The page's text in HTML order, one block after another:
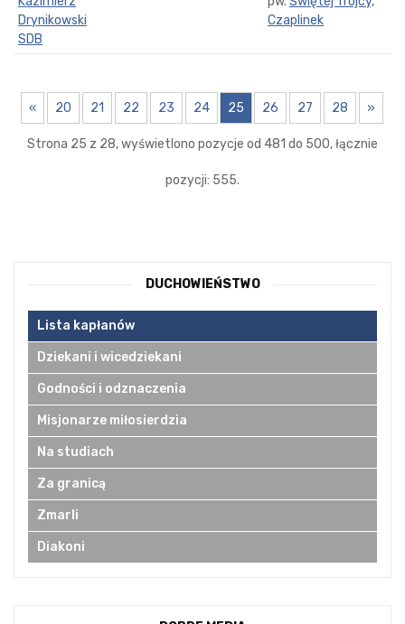
Drynikowski
SDB
Czaplinek
« 20 21 22 23 24 25 26 27 28 »
Strona 25 z 28, wyświetlono pozycje od 481 do 500, łącznie
pozycji: 555.
DUCHOWIEŃSTWO
Lista kapłanów
Dziekani i wicedziekani
Godności i odznaczenia
Misjonarze miłosierdzia
Na studiach
Za granicą
Zmarli
Diakoni